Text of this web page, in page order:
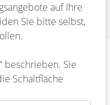
auf Ihre
Sie bitte selbst,
beschrieben. Sie
Schaltfläche